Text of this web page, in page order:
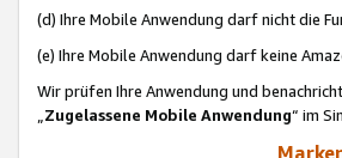
(d) Ihre Mobile Anwendung darf nicht die
(e) Ihre Mobile Anwendung darf keine
Wir prüfen Ihre Anwendung und
„Zugelassene Mobile Anwendung“ im